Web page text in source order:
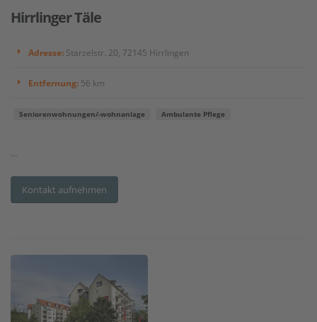
Hirrlinger Täle
Adresse: Starzelstr. 20, 72145 Hirrlingen
Entfernung: 56 km
Seniorenwohnungen/-wohnanlage Ambulante Pflege
...
Kontakt aufnehmen